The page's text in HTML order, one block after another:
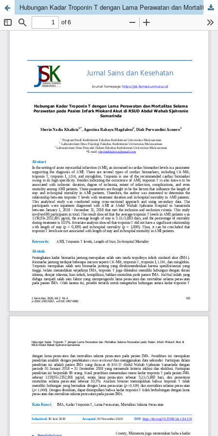
Hubungan Kadar Troponin T dengan Lama Perawatan dan Mortalitas Selama Perawatan pada Pasien Infark Miokard Akut di RSUD Abdul Wahab Sjahranie Samarinda